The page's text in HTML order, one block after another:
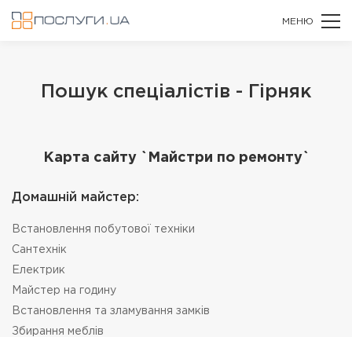
МЕНЮ
Пошук спеціалістів - Гірняк
Карта сайту `Майстри по ремонту`
Домашній майстер:
Встановлення побутової техніки
Сантехнік
Електрик
Майстер на годину
Встановлення та зламування замків
Збирання меблів